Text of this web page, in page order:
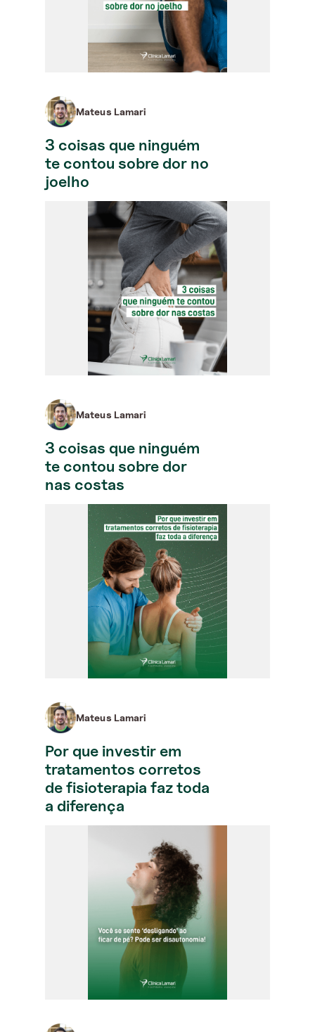
Mateus Lamari
3 coisas que ninguém
te contou sobre dor no
joelho
Mateus Lamari
3 coisas que ninguém
te contou sobre dor
nas costas
Mateus Lamari
Por que investir em
tratamentos corretos
de fisioterapia faz toda
a diferença